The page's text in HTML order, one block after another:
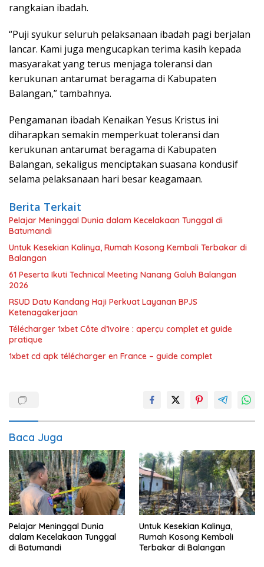
rangkaian ibadah.
“Puji syukur seluruh pelaksanaan ibadah pagi berjalan
lancar. Kami juga mengucapkan terima kasih kepada
masyarakat yang terus menjaga toleransi dan
kerukunan antarumat beragama di Kabupaten
Balangan,” tambahnya.
Pengamanan ibadah Kenaikan Yesus Kristus ini
diharapkan semakin memperkuat toleransi dan
kerukunan antarumat beragama di Kabupaten
Balangan, sekaligus menciptakan suasana kondusif
selama pelaksanaan hari besar keagamaan.
Berita Terkait
Pelajar Meninggal Dunia dalam Kecelakaan Tunggal di
Batumandi
Untuk Kesekian Kalinya, Rumah Kosong Kembali Terbakar di
Balangan
61 Peserta Ikuti Technical Meeting Nanang Galuh Balangan
2026
RSUD Datu Kandang Haji Perkuat Layanan BPJS
Ketenagakerjaan
Télécharger 1xbet Côte d’Ivoire : aperçu complet et guide
pratique
1xbet cd apk télécharger en France – guide complet
Baca Juga
Pelajar Meninggal Dunia
dalam Kecelakaan Tunggal
di Batumandi
Untuk Kesekian Kalinya,
Rumah Kosong Kembali
Terbakar di Balangan